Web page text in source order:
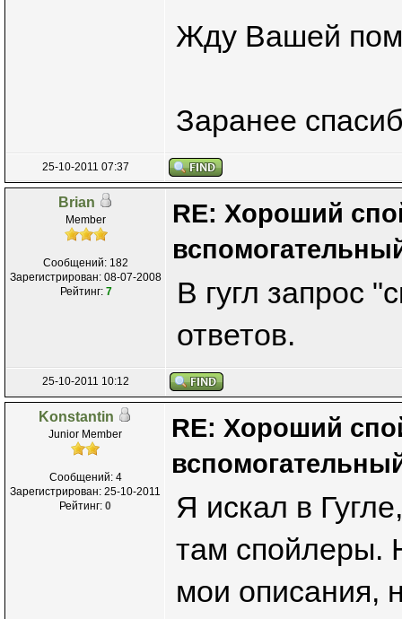
Жду Вашей
Заранее
25-10-2011 07:37
Brian
Member
Сообщений: 182
Зарегистрирован: 08-07-2008
Рейтинг: 7
RE: Хороший
В гугл запрос
ответов.
25-10-2011 10:12
Konstantin
Junior Member
Сообщений: 4
Зарегистрирован: 25-10-2011
Рейтинг: 0
RE: Хороший
Я искал в
там спойлеры.
мои описания,